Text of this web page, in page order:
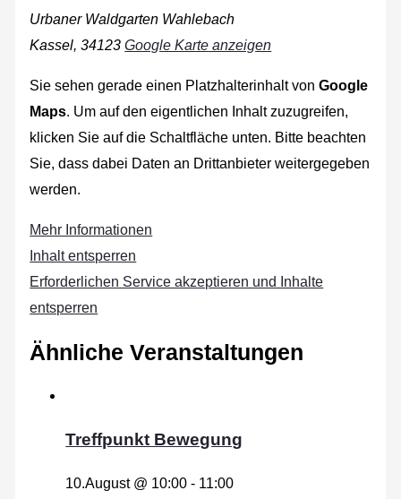
Urbaner Waldgarten Wahlebach
Kassel 34123 Google Karte anzeigen
Sie sehen gerade einen Platzhalterinhalt vonGoogle
Maps. Um auf den eigentlichen Inhalt zuzugreifen,
klicken Sie auf die Schaltfläche unten. Bitte beachten
Sie, dass dabei Daten an Drittanbieter weitergegeben
werden.
Mehr Informationen
Inhalt entsperren
Erforderlichen Service akzeptieren und Inhalte
entsperren
Ähnliche Veranstaltungen
Treffpunkt Bewegung
10.August @ 10:00 - 11:00